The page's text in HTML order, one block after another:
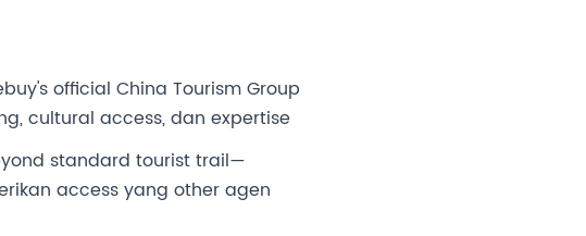
official China Tourism Group
cultural access, dan expertise
standard tourist trail—
access yang other agen